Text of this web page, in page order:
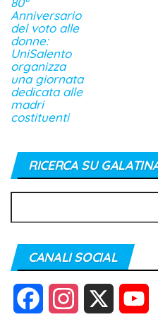
Anniversario
del voto alle
donne:
UniSalento
organizza
una giornata
dedicata alle
madri
costituenti
RICERCA SU
per:
CANALI SOCIAL